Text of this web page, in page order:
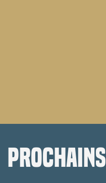
prochains